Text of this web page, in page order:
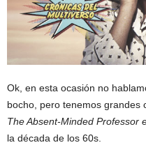
Ok, en esta ocasión no
bocho, pero tenemos grandes
The Absent-Minded Professor
la década de los 60s.